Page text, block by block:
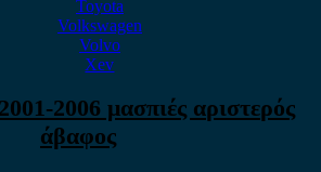
Toyota
Volkswagen
Volvo
Xev
2006 μασπιές αριστερός
άβαφος